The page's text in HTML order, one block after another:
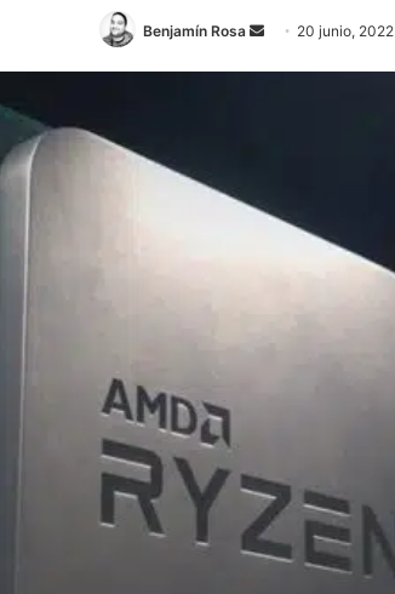
Benjamín Rosa
Send 20 junio, 2022